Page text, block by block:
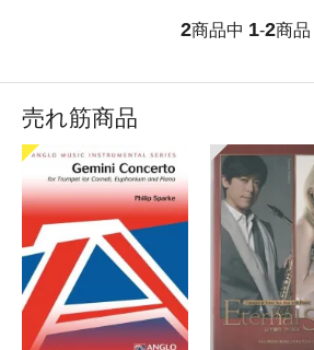
2商品中 1-2商品
売れ筋商品